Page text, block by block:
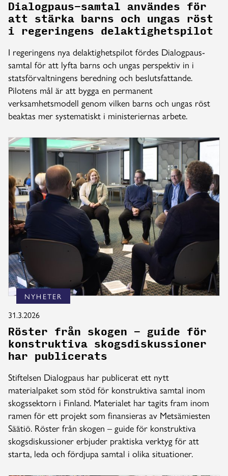
Dialogpaus-samtal användes för
att stärka barns och ungas röst
i regeringens delaktighetspilot
I regeringens nya delaktighetspilot fördes Dialogpaus-
samtal för att lyfta barns och ungas perspektiv in i
statsförvaltningens beredning och beslutsfattande.
Pilotens mål är att bygga en permanent
verksamhetsmodell genom vilken barns och ungas röst
beaktas mer systematiskt i ministeriernas arbete.
NYHETER
31.3.2026
Röster från skogen – guide för
konstruktiva skogsdiskussioner
har publicerats
Stiftelsen Dialogpaus har publicerat ett nytt
materialpaket som stöd för konstruktiva samtal inom
skogssektorn i Finland. Materialet har tagits fram inom
ramen för ett projekt som finansieras av Metsämiesten
Säätiö. Röster från skogen – guide för konstruktiva
skogsdiskussioner erbjuder praktiska verktyg för att
starta, leda och fördjupa samtal i olika situationer.